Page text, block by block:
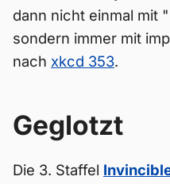
dann nicht einmal mit
sondern immer mit
nach xkcd 353.
Geglotzt
Die 3. Staffel